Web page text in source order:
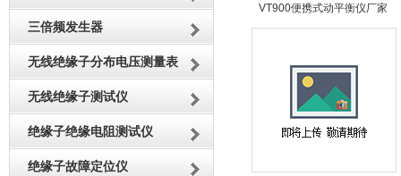
三倍频发生器
无线绝缘子分布电压测量表
无线绝缘子测试仪
绝缘子绝缘电阻测试仪
绝缘子故障定位仪
VT900便携式动平衡仪厂家